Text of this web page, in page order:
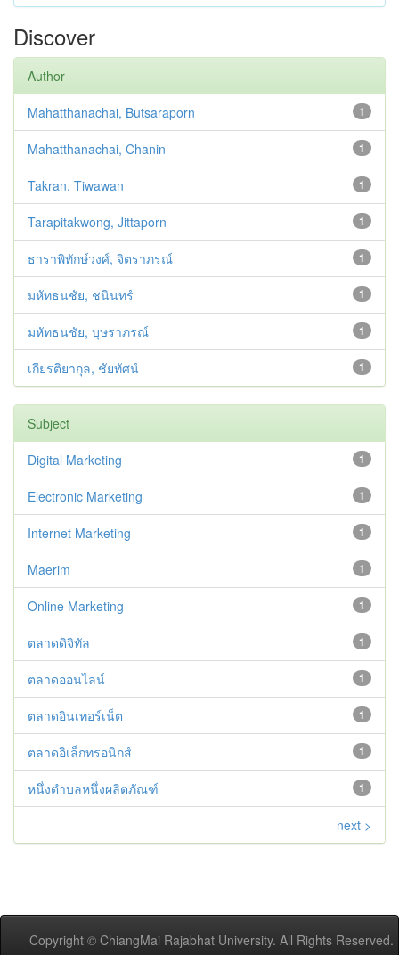
Discover
Author
1
Mahatthanachai, Butsaraporn
1
Mahatthanachai, Chanin
1
Takran, Tiwawan
1
Tarapitakwong, Jittaporn
1
ธาราพิทักษ์วงศ์, จิตราภรณ์
1
มหัทธนชัย, ชนินทร์
1
มหัทธนชัย, บุษราภรณ์
1
เกียรติยากุล, ชัยทัศน์
Subject
1
Digital Marketing
1
Electronic Marketing
1
Internet Marketing
1
Maerim
1
Online Marketing
1
ตลาดดิจิทัล
1
ตลาดออนไลน์
1
ตลาดอินเทอร์เน็ต
1
ตลาดอิเล็กทรอนิกส์
1
หนึ่งตำบลหนึ่งผลิตภัณฑ์
next >
Copyright © ChiangMai Rajabhat University. All Rights Reserved.